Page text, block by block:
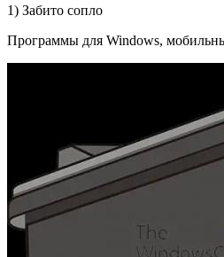
1) Забито сопло
Программы для Windows,